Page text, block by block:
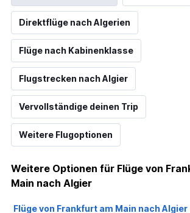
Direktflüge nach Algerien
Flüge nach Kabinenklasse
Flugstrecken nach Algier
Vervollständige deinen Trip
Weitere Flugoptionen
Weitere Optionen für Flüge von
Main nach Algier
Flüge von Frankfurt am Main nach Algier